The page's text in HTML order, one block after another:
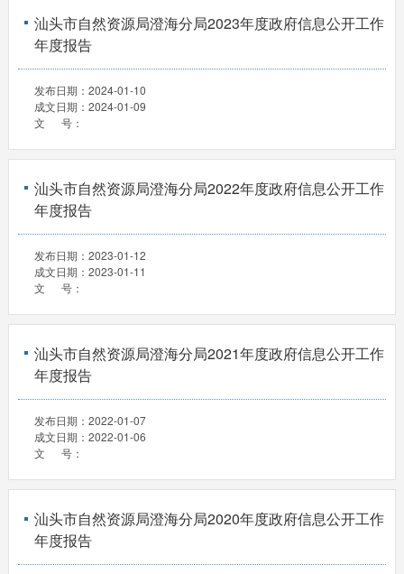
汕头市自然资源局澄海分局2023年度政府信息公开工作
年度报告
发布日期： 2024-01-10
成文日期： 2024-01-09
文 号：
汕头市自然资源局澄海分局2022年度政府信息公开工作
年度报告
发布日期： 2023-01-12
成文日期： 2023-01-11
文 号：
汕头市自然资源局澄海分局2021年度政府信息公开工作
年度报告
发布日期： 2022-01-07
成文日期： 2022-01-06
文 号：
汕头市自然资源局澄海分局2020年度政府信息公开工作
年度报告